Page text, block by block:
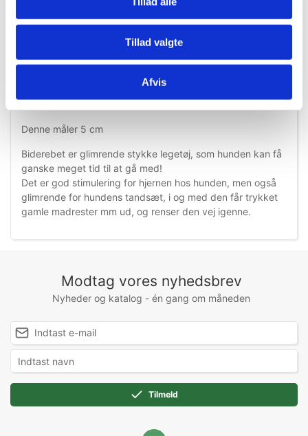
Tillad valgte
Afvis
Information Specifikationer
Denne måler 5 cm
Biderebet er glimrende stykke legetøj, som hunden kan få
ganske meget tid til at gå med!
Det er god stimulering for hjernen hos hunden, men også
glimrende for hundens tandsæt, i og med den får trykket
gamle madrester mm ud, og renser den vej igenne.
Modtag vores nyhedsbrev
Nyheder og katalog - én gang om måneden
Tilmeld